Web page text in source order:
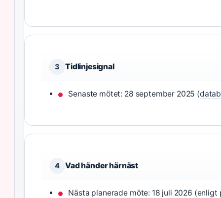
3 Tidlinjesignal
Senaste mötet: 28 september 2025 (
4 Vad händer härnäst
Nästa planerade möte: 18 juli 2026 (enligt